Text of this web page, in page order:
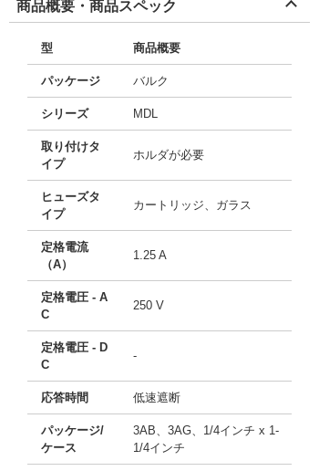
商品概要・商品スペック
型 商品概要
パッケージ バルク
シリーズ MDL
取り付けタ
イプ
ホルダが必要
ヒューズタ
イプ
カートリッジ、ガラス
定格電流
（A）
1.25 A
定格電圧 - A
C
250 V
定格電圧 - D
C
-
応答時間 低速遮断
パッケージ/
ケース
3AB、3AG、1/4インチ x 1-
1/4インチ